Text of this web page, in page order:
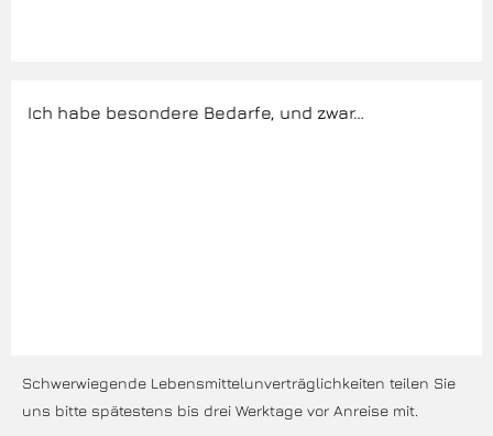
Schwerwiegende Lebensmittelunverträglichkeiten teilen Sie
uns bitte spätestens bis drei Werktage vor Anreise mit.